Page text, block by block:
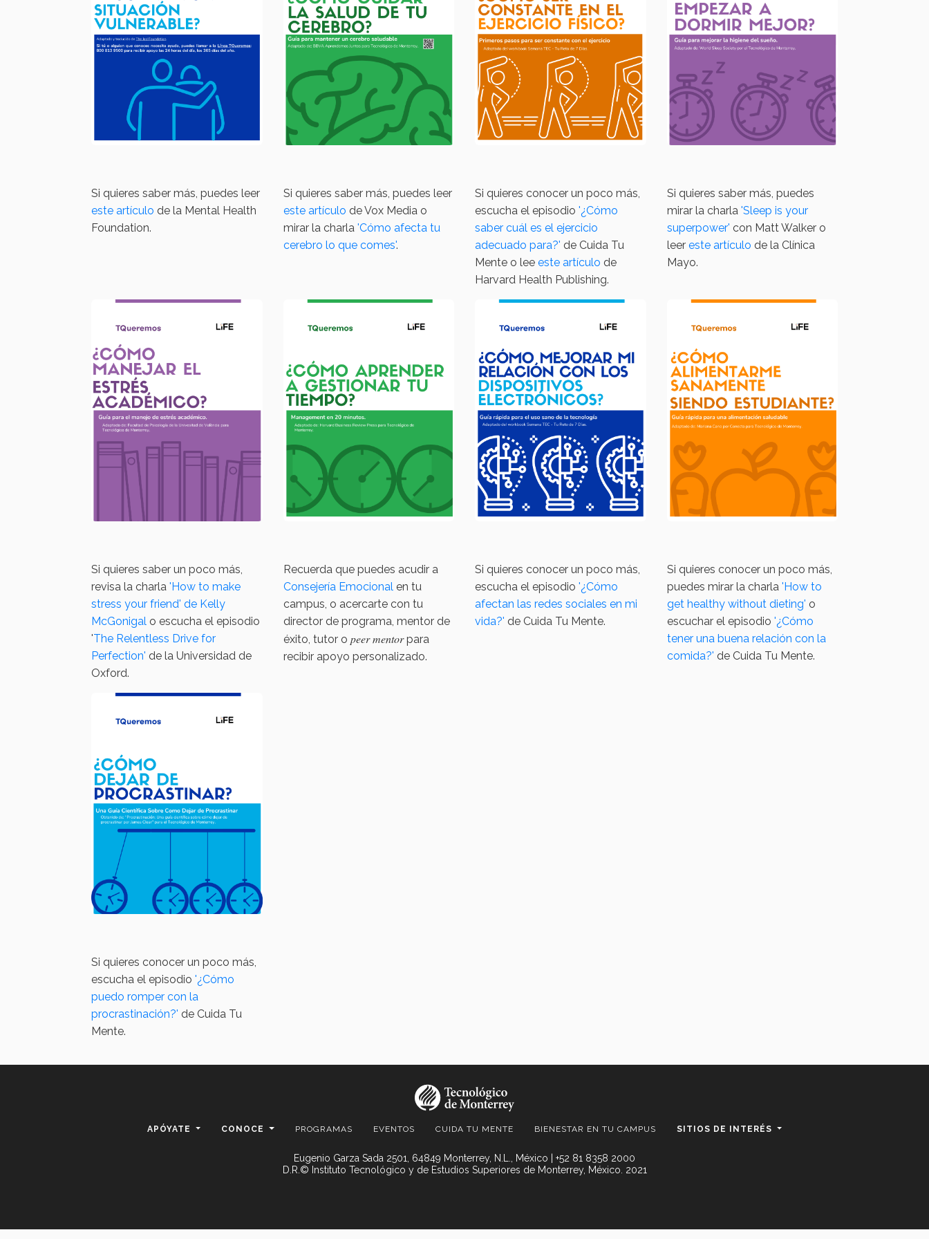
Si quieres saber más, puedes leer
este artículo de la Mental Health
Foundation.
Si quieres saber más, puedes leer
este artículo de Vox Media o
mirar la charla'Cómo afecta tu
cerebro lo que comes'.
Si quieres conocer un poco más,
escucha el episodio '¿Cómo
saber cuál es el ejercicio
adecuado para?' de Cuida Tu
Mente o lee este artículo de
Harvard Health Publishing.
Si quieres saber más, puedes
mirar la charla 'Sleep is your
superpower' con Matt Walker o
leer este artículo de la Clínica
Mayo.
Si quieres saber un poco más,
revisa la charla 'How to make
stress your friend' de Kelly
McGonigal o escucha el episodio
'The Relentless Drive for
Perfection' de la Universidad de
Oxford.
Recuerda que puedes acudir a
Consejería Emocional en tu
campus, o acercarte con tu
director de programa, mentor de
éxito, tutor o peer mentorpara
recibir apoyo personalizado.
Si quieres conocer un poco más,
escucha el episodio '¿Cómo
afectan las redes sociales en mi
vida?' de Cuida Tu Mente.
Si quieres conocer un poco más,
puedes mirar la charla 'How to
get healthy without dieting' o
escuchar el episodio '¿Cómo
tener una buena relación con la
comida?' de Cuida Tu Mente.
Si quieres conocer un poco más,
escucha el episodio '¿Cómo
puedo romper con la
procrastinación?' de Cuida Tu
Mente.
APÓYATE CONOCE PROGRAMAS EVENTOS CUIDA TU MENTE BIENESTAR EN TU CAMPUS SITIOS DE INTERÉS
Eugenio Garza Sada 2501, 64849 Monterrey, N.L., México | +52 81 8358 2000
D.R.© Instituto Tecnológico y de Estudios Superiores de Monterrey, México. 2021